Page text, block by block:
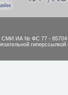
СМИ ИА № ФС 77 - 85704
гиперссылкой